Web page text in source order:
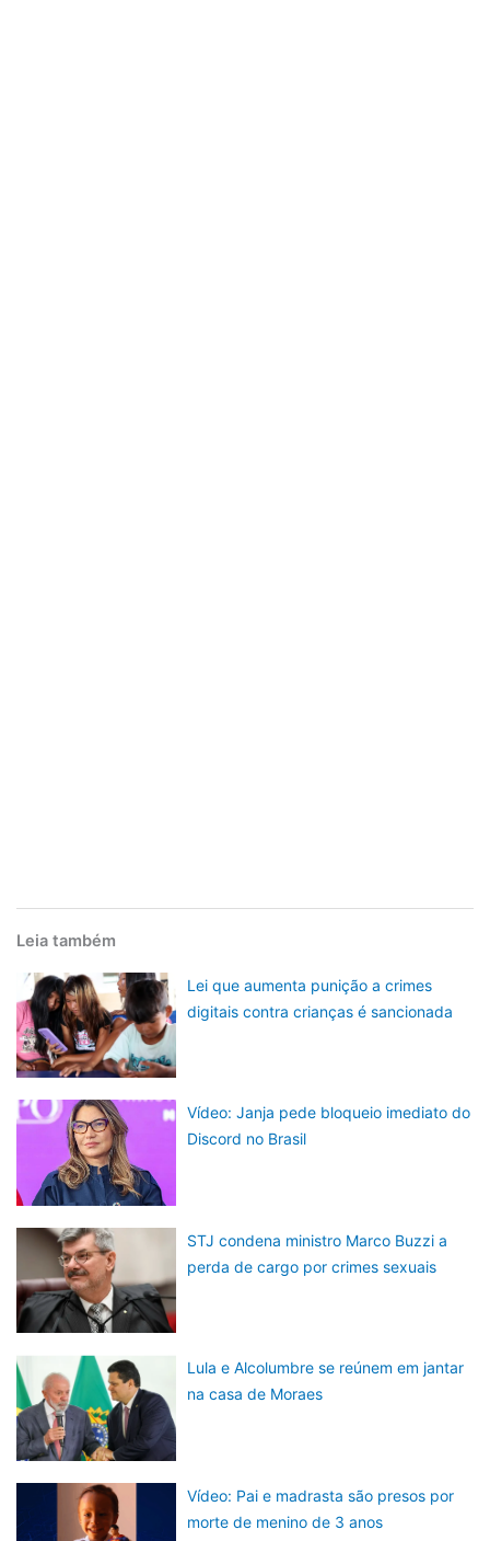
Leia também
Lei que aumenta punição a crimes
digitais contra crianças é sancionada
Vídeo: Janja pede bloqueio imediato do
Discord no Brasil
STJ condena ministro Marco Buzzi a
perda de cargo por crimes sexuais
Lula e Alcolumbre se reúnem em jantar
na casa de Moraes
Vídeo: Pai e madrasta são presos por
morte de menino de 3 anos